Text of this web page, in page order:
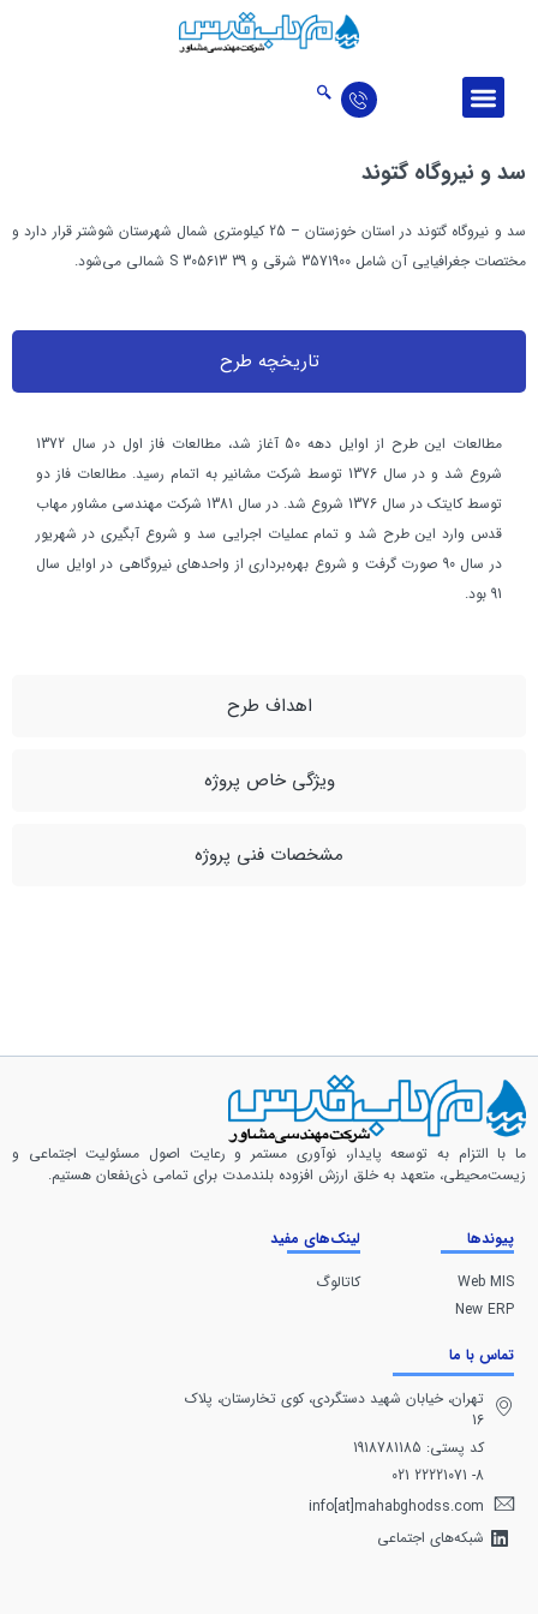
سد و نيروگاه گتوند
سد و نیروگاه گتوند در استان خوزستان – 25 کيلومتری شمال شهرستان شوشتر قرار دارد و
مختصات جغرافيايي آن شامل 3571900 شرقی و 39 S 305613 شمالی می‌شود.
تاریخچه طرح
اهداف طرح
ویژگی خاص پروژه
مشخصات فنی پروژه
مطالعات این طرح از اوايل دهه 50 آغاز شد، مطالعات فاز اول در سال 1372
شروع شد و در سال 1376 توسط شرکت مشانير به اتمام رسید. مطالعات فاز دو
توسط کايتک در سال 1376 شروع شد. در سال 1381 شرکت مهندسی مشاور مهاب
قدس وارد این طرح شد و تمام عمليات اجرايي سد و شروع آبگيری در شهريور
در سال 90 صورت گرفت و شروع بهره‌برداری از واحدهای نيروگاهی در اوايل سال
91 بود.
ما با التزام به توسعه پایدار، نوآوری مستمر و رعایت اصول مسئولیت اجتماعی و
زیست‌محیطی، متعهد به خلق ارزش افزوده بلندمدت برای تمامی ذی‌نفعان هستیم.
پیوندها
Web MIS
New ERP
لینک‌های مفید
کاتالوگ
تماس با ما
تهران، خيابان شهيد دستگردی، كوی تخارستان، پلاک
16
کد پستی: 1918781185
8- 22221071 021
info[at]mahabghodss.com
شبکه‌های اجتماعی